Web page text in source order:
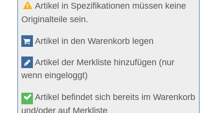
Artikel in Spezifikationen müssen keine
Originalteile sein.
Artikel in den Warenkorb legen
Artikel der Merkliste hinzufügen (nur
wenn eingeloggt)
Artikel befindet sich bereits im Warenkorb
und/oder auf Merkliste